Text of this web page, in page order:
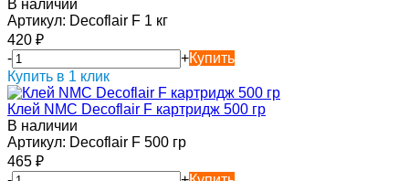
В наличии
Артикул: Decoflair F 1 кг
420 ₽
-
+Купить
Купить в 1 клик
Клей NMC Decoflair F картридж 500 гр
В наличии
Артикул: Decoflair F 500 гр
465 ₽